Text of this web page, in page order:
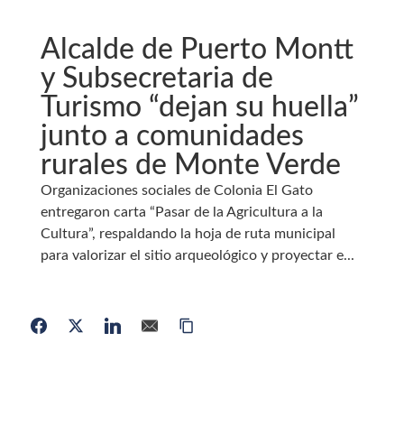
Alcalde de Puerto Montt
y Subsecretaria de
Turismo “dejan su huella”
junto a comunidades
rurales de Monte Verde
Organizaciones sociales de Colonia El Gato
entregaron carta “Pasar de la Agricultura a la
Cultura”, respaldando la hoja de ruta municipal
para valorizar el sitio arqueológico y proyectar e...